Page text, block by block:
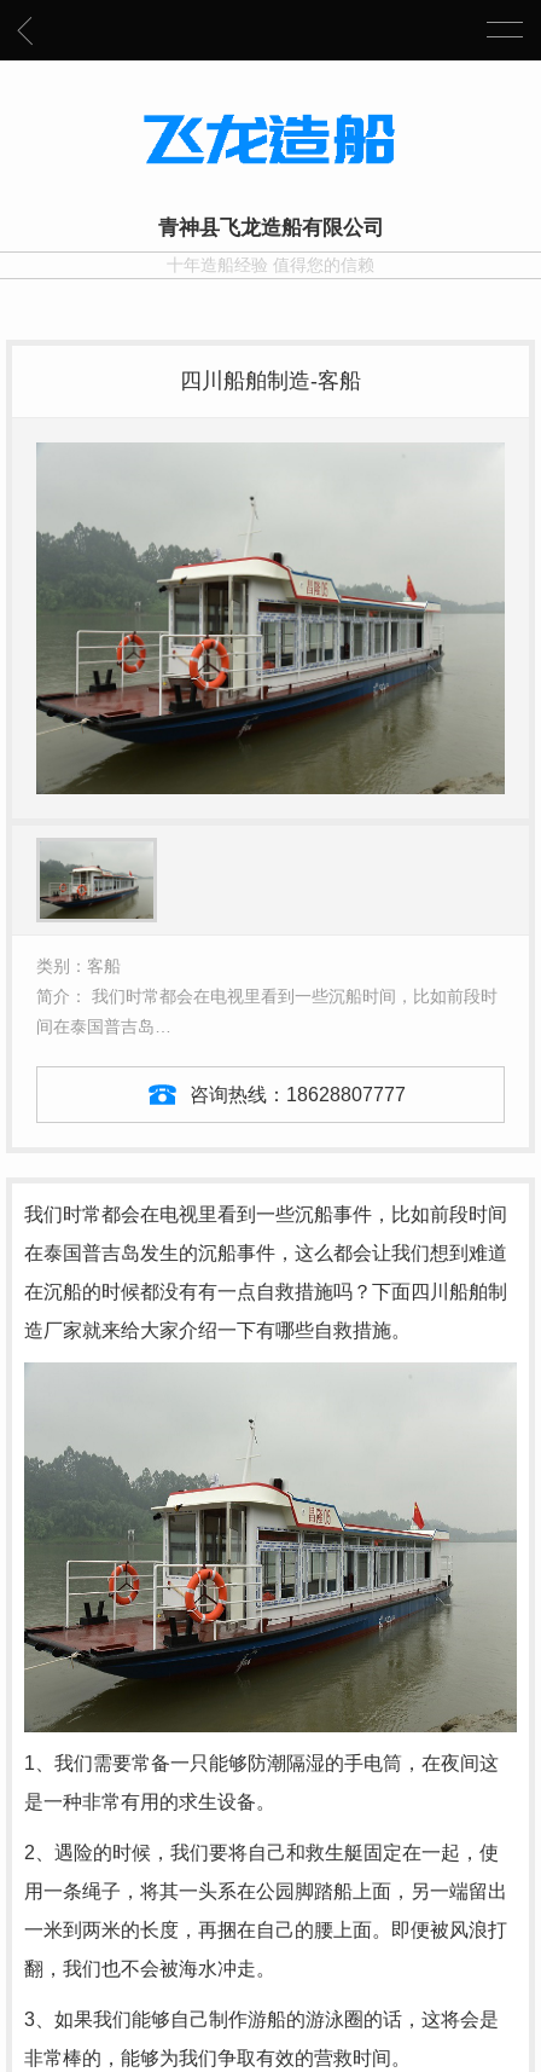
青神县飞龙造船有限公司
十年造船经验 值得您的信赖
四川船舶制造-客船
类别：客船
简介： 我们时常都会在电视里看到一些沉船时间，比如前段时
间在泰国普吉岛…
咨询热线： 18628807777
我们时常都会在电视里看到一些沉船事件，比如前段时间
在泰国普吉岛发生的沉船事件，这么都会让我们想到难道
在沉船的时候都没有有一点自救措施吗？下面四川船舶制
造厂家就来给大家介绍一下有哪些自救措施。
1、我们需要常备一只能够防潮隔湿的手电筒，在夜间这
是一种非常有用的求生设备。
2、遇险的时候，我们要将自己和救生艇固定在一起，使
用一条绳子，将其一头系在公园脚踏船上面，另一端留出
一米到两米的长度，再捆在自己的腰上面。即便被风浪打
翻，我们也不会被海水冲走。
3、如果我们能够自己制作游船的游泳圈的话，这将会是
非常棒的，能够为我们争取有效的营救时间。